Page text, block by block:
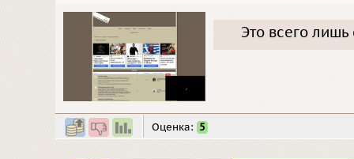
Это всего
Оценка: 5